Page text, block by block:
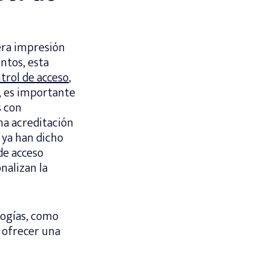
impresión
esta
de acceso,
es importante
acreditación
han dicho
acceso
la
como
una